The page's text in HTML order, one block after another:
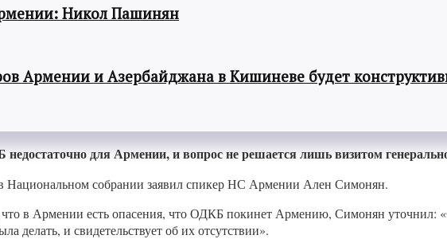
Никол Пашинян
Армении и Азербайджана в Кишиневе будет
для Армении, и вопрос не решается лишь визитом
Национальном собрании заявил спикер НС Армении Ален Симонян.
что в Армении есть опасения, что ОДКБ покинет Армению, Симонян уточнил:
делать, и свидетельствует об их отсутствии».